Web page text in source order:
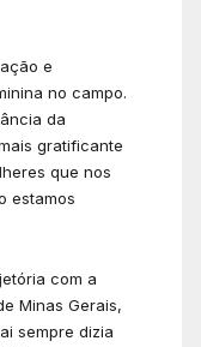
e
no campo.
da
gratificante
que nos
estamos
com a
Minas Gerais,
sempre dizia